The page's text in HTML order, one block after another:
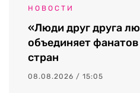
НОВОСТИ
«Люди друг друга
объединяет
стран
08.08.2026 / 15:05